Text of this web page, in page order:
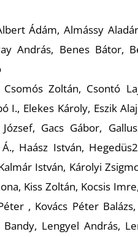
Ádám, Almássy
András, Benes Bátor,
Zoltán, Csontó
I., Elekes Károly, Eszik
Gacs Gábor,
Haász István,
István, Károlyi
Kiss Zoltán, Kocsis
, Kovács Péter
Lengyel András,